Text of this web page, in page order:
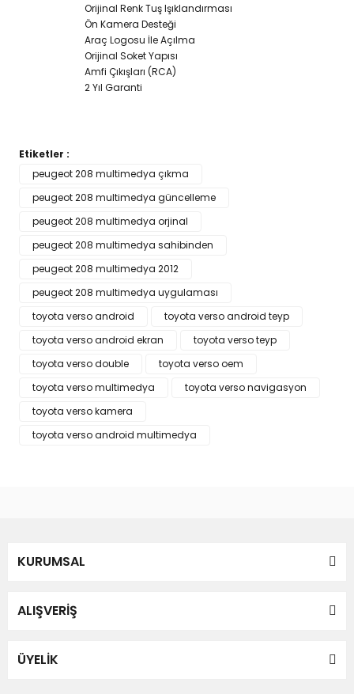
Orijinal Renk Tuş Işıklandırması
Ön Kamera Desteği
Araç Logosu İle Açılma
Orijinal Soket Yapısı
Amfi Çıkışları (RCA)
2 Yıl Garanti
Bu ürüne ilk yorumu siz yapın!
Yorum Yaz
Bu ürünün fiyat bilgisi, resim, ürün açıklamalarında ve diğer
kullanarak tarafımıza iletebilirsiniz.
Görüş ve önerileriniz için teşekkür ederiz.
Ürün bilgilerinde hatalar bulunuyor.
Ürün fiyatı diğer sitelerden daha pahalı.
Bu ürüne benzer farklı alternatifler olmalı.
Etiketler :
peugeot 208 multimedya çıkma
peugeot 208 multimedya güncelleme
peugeot 208 multimedya orjinal
peugeot 208 multimedya sahibinden
peugeot 208 multimedya 2012
peugeot 208 multimedya uygulaması
toyota verso android
toyota verso android teyp
toyota verso android ekran
toyota verso teyp
toyota verso double
toyota verso oem
toyota verso multimedya
toyota verso navigasyon
toyota verso kamera
toyota verso android multimedya
KURUMSAL
ALIŞVERİŞ
ÜYELİK